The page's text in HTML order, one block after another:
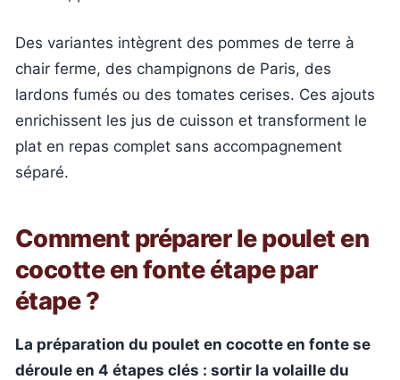
Des variantes intègrent des pommes de terre à
chair ferme, des champignons de Paris, des
lardons fumés ou des tomates cerises. Ces ajouts
enrichissent les jus de cuisson et transforment le
plat en repas complet sans accompagnement
séparé.
Comment préparer le poulet en
cocotte en fonte étape par
étape ?
La préparation du poulet en cocotte en fonte se
déroule en 4 étapes clés : sortir la volaille du